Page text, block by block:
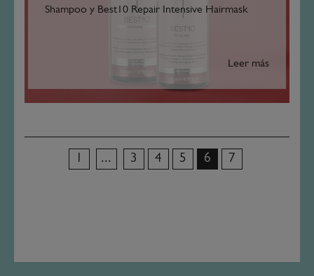
Shampoo y Best10 Repair Intensive Hairmask
Leer más
3 4 5 6 7